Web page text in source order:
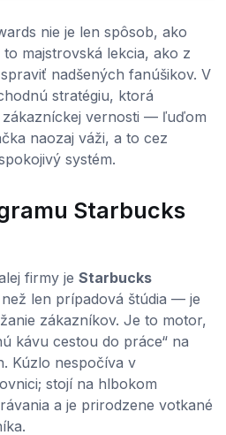
nie je len spôsob, ako
majstrovská lekcia, ako z
nadšených fanúšikov. V
stratégiu, ktorá
zákazníckej vernosti — ľuďom
naozaj váži, a to cez
systém.
Starbucks
firmy je Starbucks
len prípadová štúdia — je
zákazníkov. Je to motor,
kávu cestou do práce“ na
Kúzlo nespočíva v
stojí na hlbokom
a je prirodzene votkané